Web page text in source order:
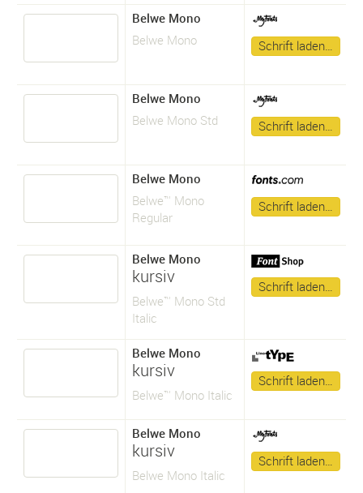
Belwe Mono
Belwe Mono
Schrift laden…
Belwe Mono
Belwe Mono Std
Schrift laden…
Belwe Mono
Belwe™ Mono
Regular
Schrift laden…
Belwe Mono
kursiv
Belwe™ Mono Std
Italic
Schrift laden…
Belwe Mono
kursiv
Belwe™ Mono Italic
Schrift laden…
Belwe Mono
kursiv
Belwe Mono Italic
Schrift laden…